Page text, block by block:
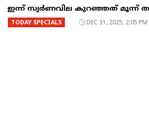
ഇന്ന് സ്വർണവില കുറഞ്ഞത് മൂന്ന്
TODAY SPECIALS DEC 31, 2025, 2:05